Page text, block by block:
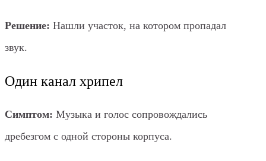
Решение: Нашли участок, на котором пропадал
звук.
Один канал хрипел
Симптом: Музыка и голос сопровождались
дребезгом с одной стороны корпуса.